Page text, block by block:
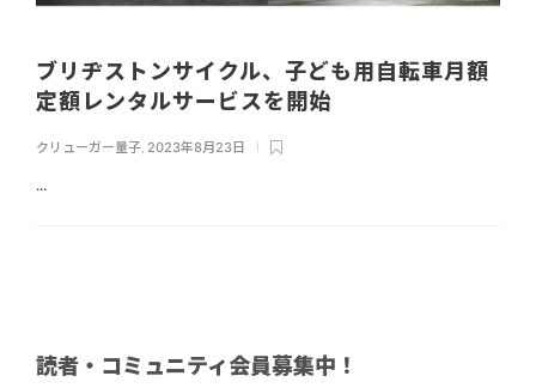
ブリヂストンサイクル、子ども用自転車月額
定額レンタルサービスを開始
クリューガー量子, 2023年8月23日
...
読者・コミュニティ会員募集中！